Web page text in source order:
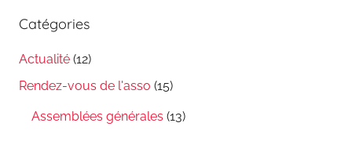
Catégories
Actualité (12)
Rendez-vous de l'asso (15)
Assemblées générales (13)